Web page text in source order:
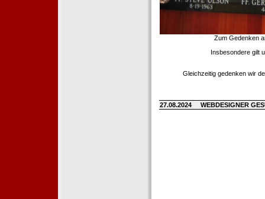
Zum Gedenken
Insbesondere gilt
Gleichzeitig gedenken wir
27.08.2024 WEBDESIGNER